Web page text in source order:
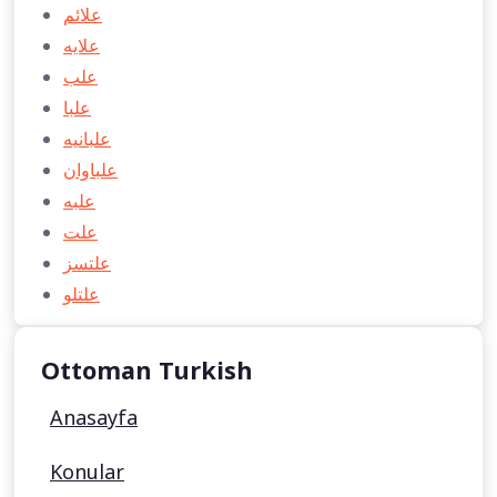
علائم
علايه
علب
علبا
علبانيه
علباوان
علبه
علت
علتسز
علتلو
Ottoman Turkish
Anasayfa
Konular